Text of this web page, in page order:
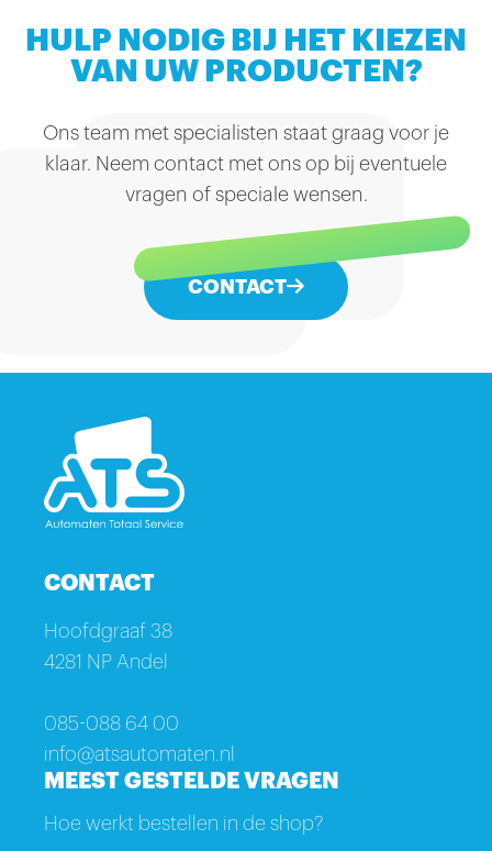
HULP NODIG BIJ HET KIEZEN
VAN UW PRODUCTEN?
Ons team met specialisten staat graag voor je
klaar. Neem contact met ons op bij eventuele
vragen of speciale wensen.
CONTACT
CONTACT
Hoofdgraaf 38
4281 NP Andel
085-088 64 00
info@atsautomaten.nl
MEEST GESTELDE VRAGEN
Hoe werkt bestellen in de shop?